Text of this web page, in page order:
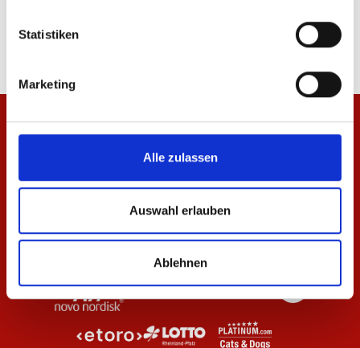
Statistiken
Marketing
Alle zulassen
Auswahl erlauben
Ablehnen